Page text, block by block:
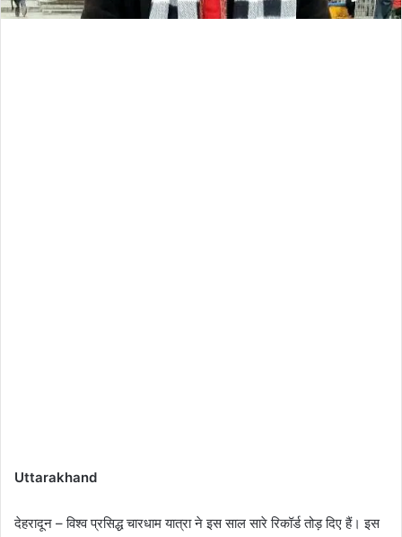
Uttarakhand
देहरादून – विश्व प्रसिद्ध चारधाम यात्रा ने इस साल सारे रिकॉर्ड तोड़ दिए हैं। इस